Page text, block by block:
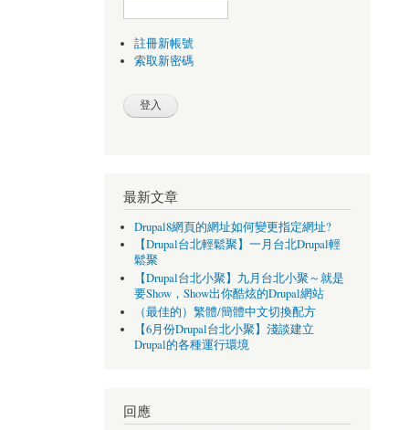
註冊新帳號
索取新密碼
最新文章
Drupal8網頁的網址如何變更指定網址?
【Drupal台北輕鬆聚】一月台北Drupal輕
鬆聚
【Drupal台北小聚】九月台北小聚～就是
要Show，Show出你酷炫的Drupal網站
（最佳的）繁體/簡體中文切換配方
【6月份Drupal台北小聚】淺談建立
Drupal的各種運行環境
回應